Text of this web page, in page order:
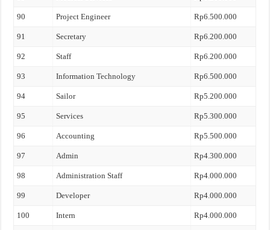
90 Project Engineer Rp6.500.000
91 Secretary Rp6.200.000
92 Staff Rp6.200.000
93 Information Technology Rp6.500.000
94 Sailor Rp5.200.000
95 Services Rp5.300.000
96 Accounting Rp5.500.000
97 Admin Rp4.300.000
98 Administration Staff Rp4.000.000
99 Developer Rp4.000.000
100 Intern Rp4.000.000